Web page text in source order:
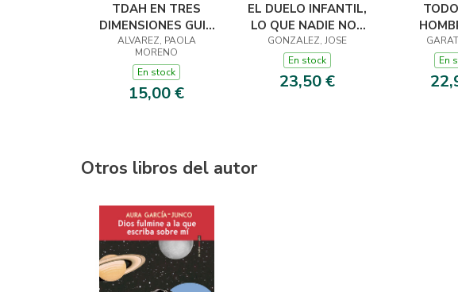
TDAH EN TRES
DIMENSIONES GUIA
PRACTICA DE
INTERVENCION
EDUC
ALVAREZ, PAOLA
MORENO
En stock
15,00 €
EL DUELO INFANTIL,
LO QUE NADIE NOS
ENSEÑÓ
GONZALEZ, JOSE
En stock
23,50 €
En
Otros libros del autor